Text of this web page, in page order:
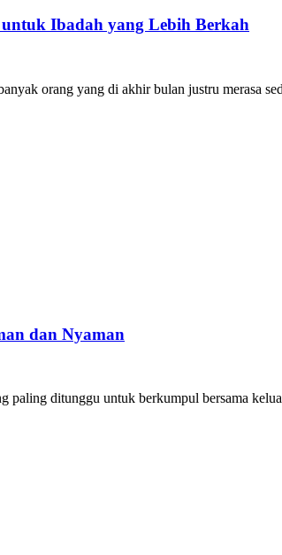
Ibadah yang Lebih Berkah
orang yang di akhir bulan justru merasa
dan Nyaman
ditunggu untuk berkumpul bersama